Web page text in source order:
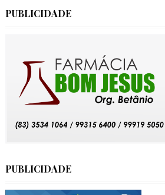
PUBLICIDADE
PUBLICIDADE